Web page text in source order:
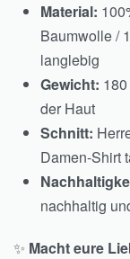
Material:
Baumwolle /
langlebig
Gewicht:
der Haut
Schnitt:
Damen-Shirt
nachhaltig
✨ Macht eure